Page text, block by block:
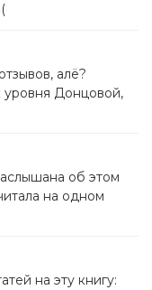
алё?
Донцовой,
об этом
на одном
на эту книгу: